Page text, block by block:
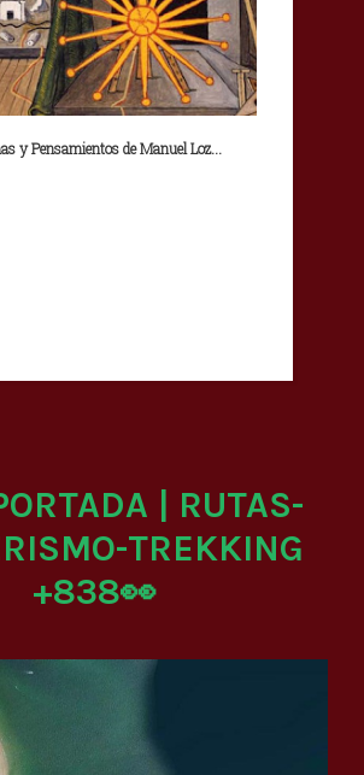
y Pensamientos de Manuel Loz...
| RUTAS-
TREKKING
+838👀